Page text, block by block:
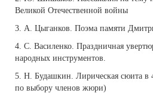
Великой Отечественной войны
3. А. Цыганков. Поэма памяти
4. С. Василенко. Праздничная
народных инструментов.
5. Н. Будашкин. Лирическая сюита в
по выбору членов жюри)